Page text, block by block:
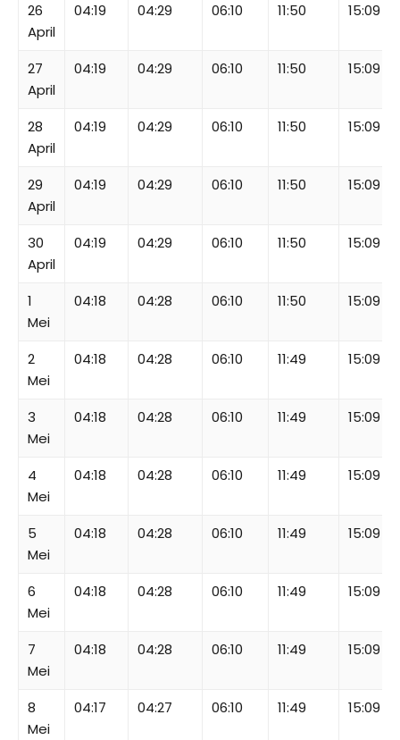
26
April
04:19 04:29 06:10 11:50 15:09
27
April
04:19 04:29 06:10 11:50 15:09
28
April
04:19 04:29 06:10 11:50 15:09
29
April
04:19 04:29 06:10 11:50 15:09
30
April
04:19 04:29 06:10 11:50 15:09
1
Mei
04:18 04:28 06:10 11:50 15:09
2
Mei
04:18 04:28 06:10 11:49 15:09
3
Mei
04:18 04:28 06:10 11:49 15:09
4
Mei
04:18 04:28 06:10 11:49 15:09
5
Mei
04:18 04:28 06:10 11:49 15:09
6
Mei
04:18 04:28 06:10 11:49 15:09
7
Mei
04:18 04:28 06:10 11:49 15:09
8
Mei
04:17 04:27 06:10 11:49 15:09